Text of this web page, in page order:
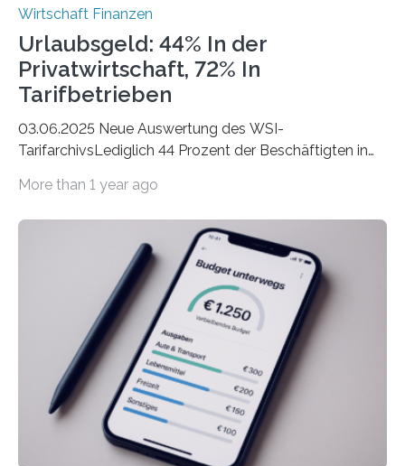
Wirtschaft Finanzen
Urlaubsgeld: 44% In der
Privatwirtschaft, 72% In
Tarifbetrieben
03.06.2025 Neue Auswertung des WSI-
TarifarchivsLediglich 44 Prozent der Beschäftigten in
tarifgebundenen Betrieben ist der Anteil mit 72 Prozent
Unterkünfte fast überall deutlich teurer geworden. Für
viele Beschäftigte ist deshalb das zumeist im Juni oder
Juli ausgezahlte Urlaubsgeld ein wichtiger Faktor, um
sich den wohlverdienten Jahresurlaub leisten zu
können. Allerdings erhält mit 44 Prozent noch nicht
einmal die Hälfte aller Beschäftigten in der
Privatwirtschaft Urlaubsgeld. Zu diesem…
More than 1 year ago